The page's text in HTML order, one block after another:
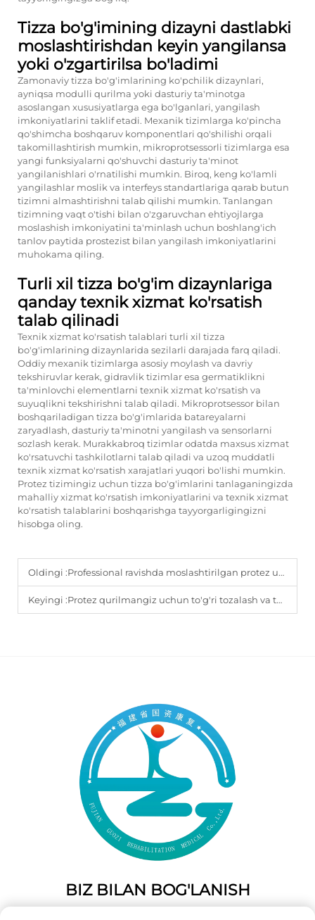
Tizza bo'g'imining dizayni dastlabki
moslashtirishdan keyin yangilansa
yoki o'zgartirilsa bo'ladimi
Zamonaviy tizza bo'g'imlarining ko'pchilik dizaynlari,
ayniqsa modulli qurilma yoki dasturiy ta'minotga
asoslangan xususiyatlarga ega bo'lganlari, yangilash
imkoniyatlarini taklif etadi. Mexanik tizimlarga ko'pincha
qo'shimcha boshqaruv komponentlari qo'shilishi orqali
takomillashtirish mumkin, mikroprotsessorli tizimlarga esa
yangi funksiyalarni qo'shuvchi dasturiy ta'minot
yangilanishlari o'rnatilishi mumkin. Biroq, keng ko'lamli
yangilashlar moslik va interfeys standartlariga qarab butun
tizimni almashtirishni talab qilishi mumkin. Tanlangan
tizimning vaqt o'tishi bilan o'zgaruvchan ehtiyojlarga
moslashish imkoniyatini ta'minlash uchun boshlang'ich
tanlov paytida prostezist bilan yangilash imkoniyatlarini
muhokama qiling.
Turli xil tizza bo'g'im dizaynlariga
qanday texnik xizmat ko'rsatish
talab qilinadi
Texnik xizmat ko'rsatish talablari turli xil tizza
bo'g'imlarining dizaynlarida sezilarli darajada farq qiladi.
Oddiy mexanik tizimlarga asosiy moylash va davriy
tekshiruvlar kerak, gidravlik tizimlar esa germatiklikni
ta'minlovchi elementlarni texnik xizmat ko'rsatish va
suyuqlikni tekshirishni talab qiladi. Mikroprotsessor bilan
boshqariladigan tizza bo'g'imlarida batareyalarni
zaryadlash, dasturiy ta'minotni yangilash va sensorlarni
sozlash kerak. Murakkabroq tizimlar odatda maxsus xizmat
ko'rsatuvchi tashkilotlarni talab qiladi va uzoq muddatli
texnik xizmat ko'rsatish xarajatlari yuqori bo'lishi mumkin.
Protez tizimingiz uchun tizza bo'g'imlarini tanlaganingizda
mahalliy xizmat ko'rsatish imkoniyatlarini va texnik xizmat
ko'rsatish talablarini boshqarishga tayyorgarligingizni
hisobga oling.
Oldingi :Professional ravishda moslashtirilgan protez uzun muddatli tushish va bo'g'im sog'lig'ini qanday yaxshilaydi?
Keyingi :Protez qurilmangiz uchun to'g'ri tozalash va texnik xizmat ko'rsatish tartibini qanday o'rnatish kerak?
BIZ BILAN BOG'LANISH